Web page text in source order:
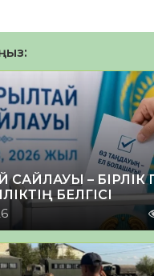
САЙЛАУЫ – БІРЛІК
БЕЛГІСІ